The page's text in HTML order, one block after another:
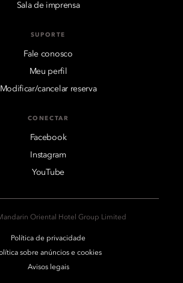
Sala de imprensa
SUPORTE
Fale conosco
Meu perfil
Modificar/cancelar reserva
CONECTAR
Facebook
Instagram
YouTube
Oriental Hotel Group Limited
Política de privacidade
sobre anúncios e cookies
Avisos legais